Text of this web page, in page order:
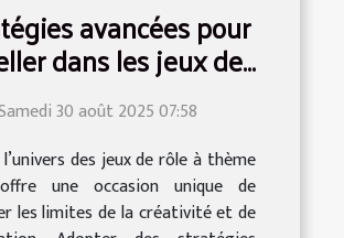
avancées pour
dans les jeux de
à thème adulte
30 août 2025 07:58
des jeux de rôle à thème
une occasion unique de
les limites de la créativité et de